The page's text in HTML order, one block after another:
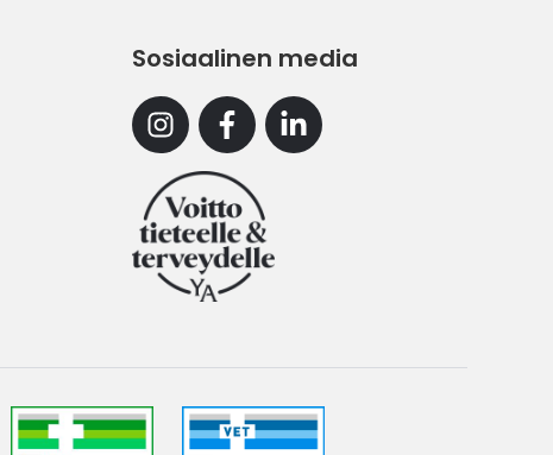
Sosiaalinen media
InstagramFacebookLinkedin